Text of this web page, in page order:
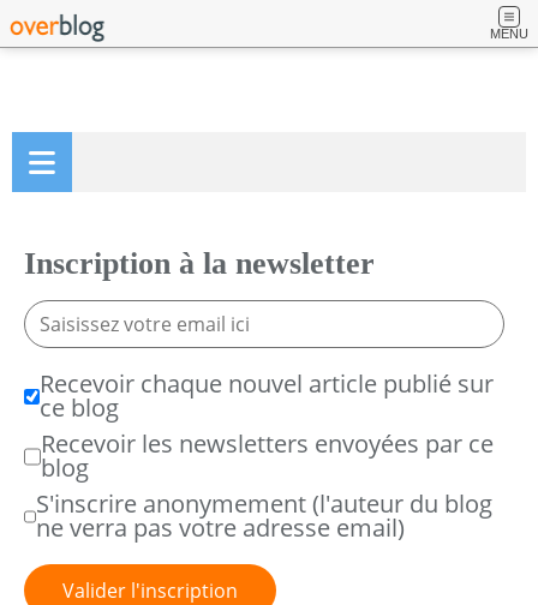
MENU
Inscription à la newsletter
Recevoir chaque nouvel article publié sur
ce blog
Recevoir les newsletters envoyées par ce
blog
S'inscrire anonymement (l'auteur du blog
ne verra pas votre adresse email)
Valider l'inscription